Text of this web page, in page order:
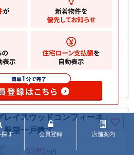
川崎市多摩区長沢
127.77m2
お気に入りに追加
レイスウッドコンフィーネ
築一戸建て
5380万円
探す 会員登録 店舗案内